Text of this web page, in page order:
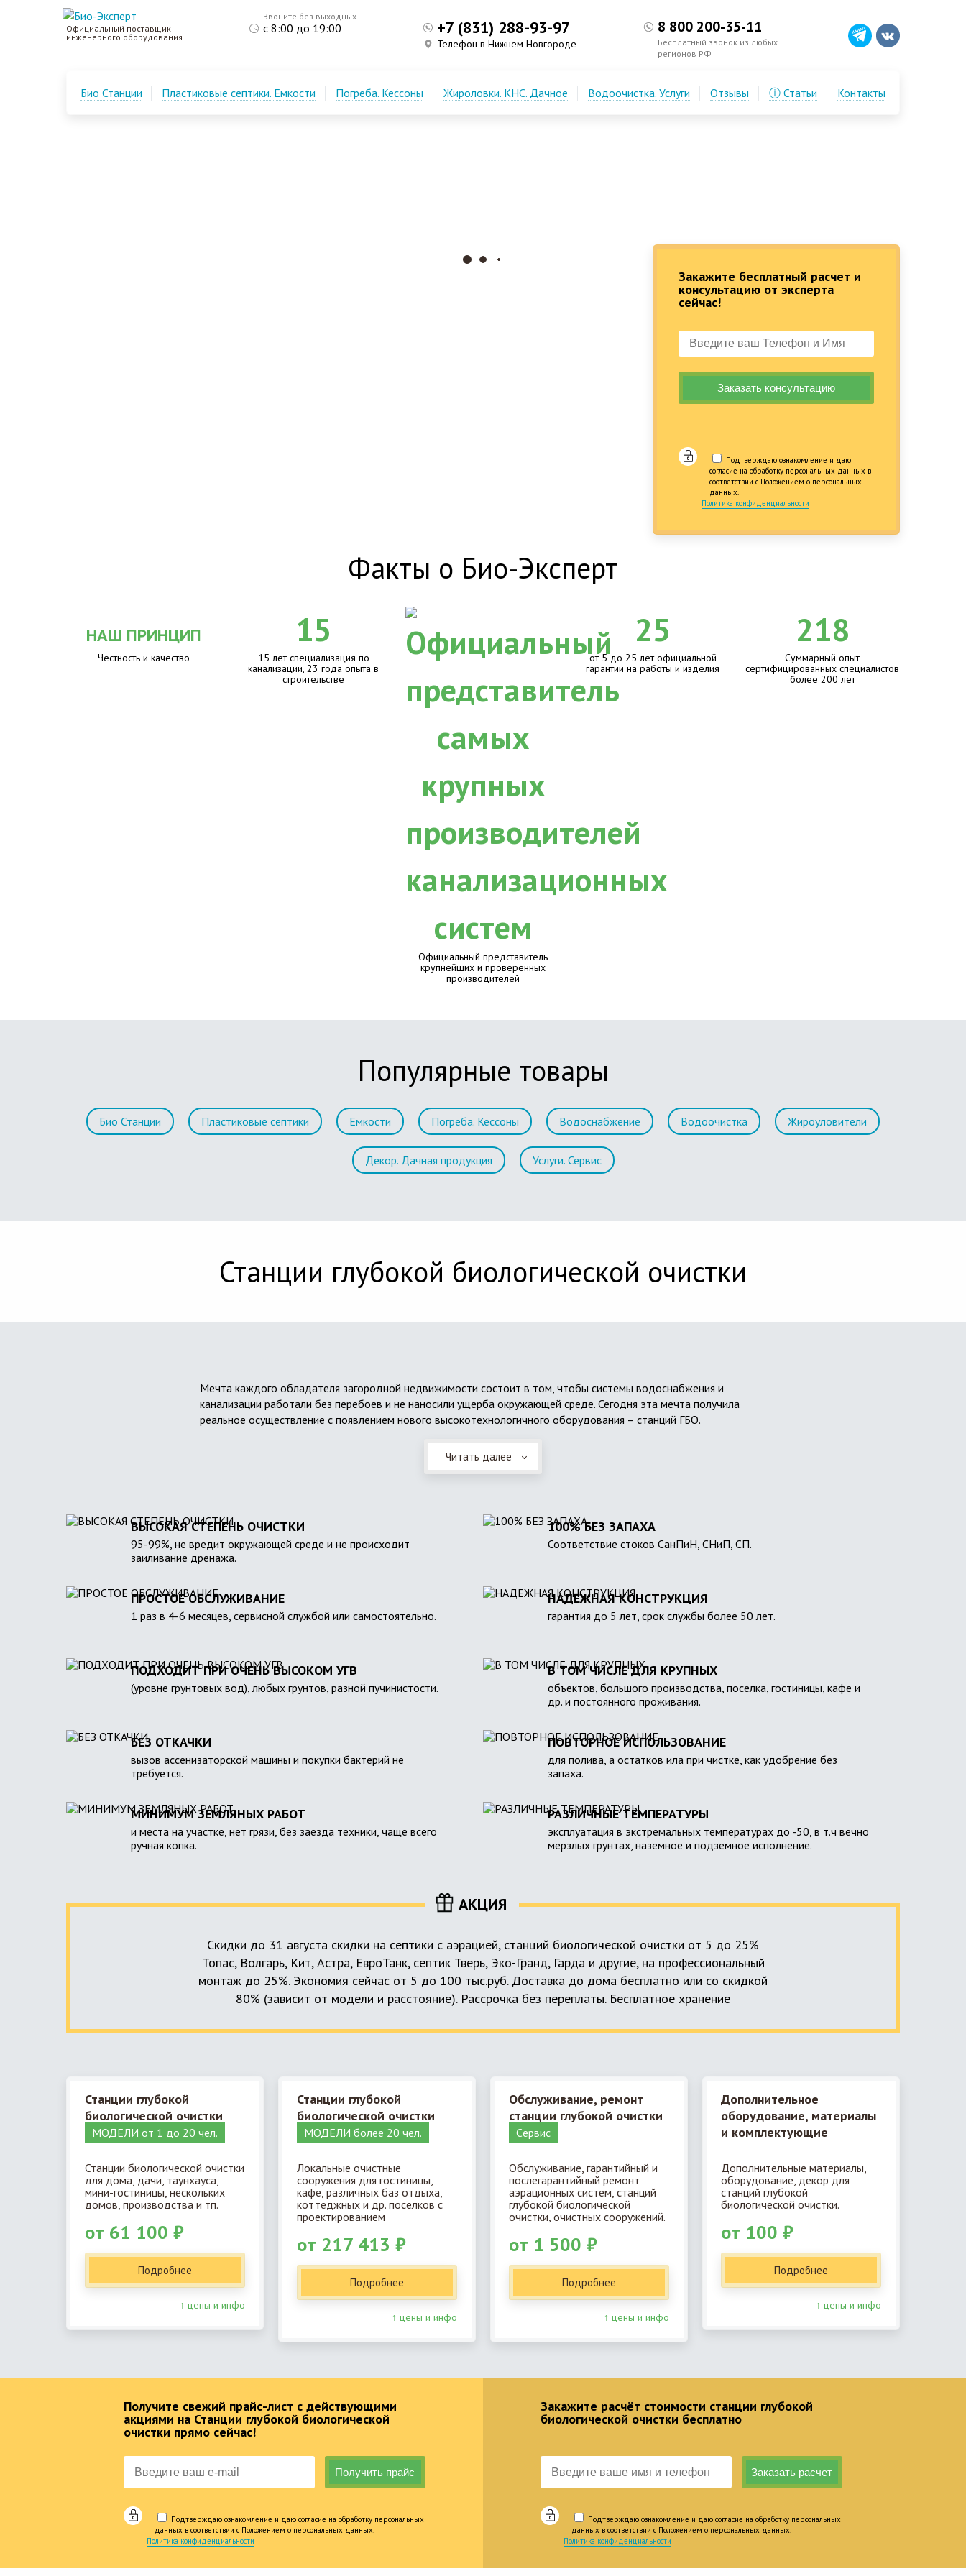
Закажите бесплатный расчет и
консультацию от эксперта
сейчас!
Подтверждаю ознакомление и даю
согласие на обработку персональных данных в
соответствии с Положением о персональных
данных.
Политика конфиденциальности
Официальный поставщик
инженерного оборудования
Звоните без выходных
с 8:00 до 19:00 +7 (831) 288-93-97
Телефон в Нижнем Новгороде
8 800 200-35-11
Бесплатный звонок из любых
регионов РФ
Био Станции Пластиковые септики. Емкости Погреба. Кессоны Жироловки. КНС. Дачное Водоочистка. Услуги Отзывы ⓘ Статьи Контакты
Факты о Био-Эксперт
НАШ ПРИНЦИП
Честность и качество
15
15 лет специализация по
канализации, 23 года опыта в
строительстве
Официальный представитель
крупнейших и проверенных
производителей
25
от 5 до 25 лет официальной
гарантии на работы и изделия
218
Суммарный опыт
сертифицированных специалистов
более 200 лет
Популярные товары
Био Станции Пластиковые септики Емкости Погреба. Кессоны Водоснабжение Водоочистка Жироуловители
Декор. Дачная продукция Услуги. Сервис
Станции глубокой биологической очистки
Мечта каждого обладателя загородной недвижимости состоит в том, чтобы системы водоснабжения и
канализации работали без перебоев и не наносили ущерба окружающей среде. Сегодня эта мечта получила
реальное осуществление с появлением нового высокотехнологичного оборудования – станций ГБО.
Читать далее
ВЫСОКАЯ СТЕПЕНЬ ОЧИСТКИ
95-99%, не вредит окружающей среде и не происходит
заиливание дренажа.
100% БЕЗ ЗАПАХА
Соответствие стоков СанПиН, СНиП, СП.
ПРОСТОЕ ОБСЛУЖИВАНИЕ
1 раз в 4-6 месяцев, сервисной службой или самостоятельно.
НАДЕЖНАЯ КОНСТРУКЦИЯ
гарантия до 5 лет, срок службы более 50 лет.
ПОДХОДИТ ПРИ ОЧЕНЬ ВЫСОКОМ УГВ
(уровне грунтовых вод), любых грунтов, разной пучинистости.
В ТОМ ЧИСЛЕ ДЛЯ КРУПНЫХ
объектов, большого производства, поселка, гостиницы, кафе и
др. и постоянного проживания.
БЕЗ ОТКАЧКИ
вызов ассенизаторской машины и покупки бактерий не
требуется.
ПОВТОРНОЕ ИСПОЛЬЗОВАНИЕ
для полива, а остатков ила при чистке, как удобрение без
запаха.
МИНИМУМ ЗЕМЛЯНЫХ РАБОТ
и места на участке, нет грязи, без заезда техники, чаще всего
ручная копка.
РАЗЛИЧНЫЕ ТЕМПЕРАТУРЫ
эксплуатация в экстремальных температурах до -50, в т.ч вечно
мерзлых грунтах, наземное и подземное исполнение.
АКЦИЯ
Скидки до 31 августа скидки на септики с аэрацией, станций биологической очистки от 5 до 25%
Топас, Волгарь, Кит, Астра, ЕвроТанк, септик Тверь, Эко-Гранд, Гарда и другие, на профессиональный
монтаж до 25%. Экономия сейчас от 5 до 100 тыс.руб. Доставка до дома бесплатно или со скидкой
80% (зависит от модели и расстояние). Рассрочка без переплаты. Бесплатное хранение
Станции глубокой
биологической очистки
МОДЕЛИ от 1 до 20 чел.
Станции биологической очистки
для дома, дачи, таунхауса,
мини-гостиницы, нескольких
домов, производства и тп.
от 61 100 ₽
Подробнее
↑ цены и инфо
Станции глубокой
биологической очистки
МОДЕЛИ более 20 чел.
Локальные очистные
сооружения для гостиницы,
кафе, различных баз отдыха,
коттеджных и др. поселков с
проектированием
от 217 413 ₽
Подробнее
↑ цены и инфо
Обслуживание, ремонт
станции глубокой очистки
Cервис
Обслуживание, гарантийный и
послегарантийный ремонт
аэрационных систем, станций
глубокой биологической
очистки, очистных сооружений.
от 1 500 ₽
Подробнее
↑ цены и инфо
Дополнительное
оборудование, материалы
и комплектующие
Дополнительные материалы,
оборудование, декор для
станций глубокой
биологической очистки.
от 100 ₽
Подробнее
↑ цены и инфо
Получите свежий прайс-лист с действующими
акциями на Станции глубокой биологической
очистки прямо сейчас!
Подтверждаю ознакомление и даю согласие на обработку персональных
данных в соответствии с Положением о персональных данных.
Политика конфиденциальности
Закажите расчёт стоимости станции глубокой
биологической очистки бесплатно
Подтверждаю ознакомление и даю согласие на обработку персональных
данных в соответствии с Положением о персональных данных.
Политика конфиденциальности